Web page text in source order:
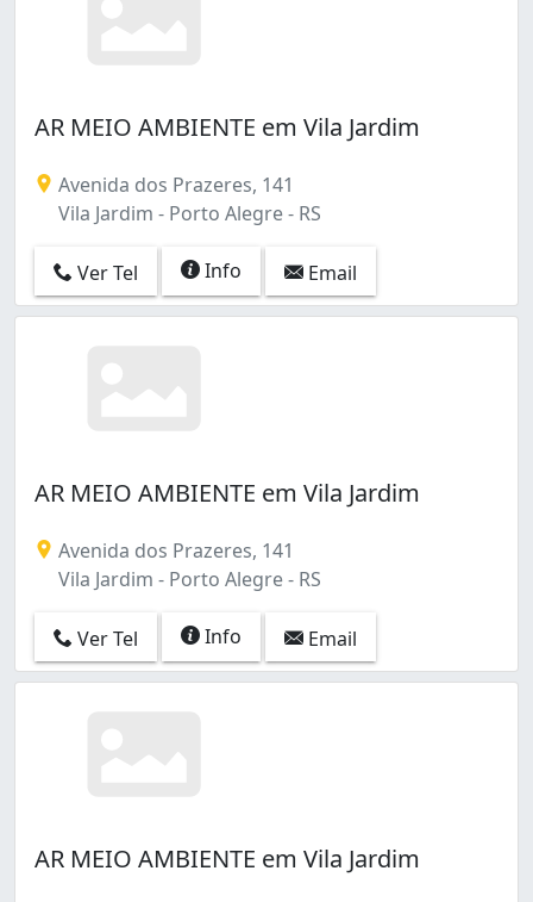
AR MEIO AMBIENTE em Vila Jardim
Avenida dos Prazeres, 141
Vila Jardim - Porto Alegre - RS
Ver Tel Info Email
AR MEIO AMBIENTE em Vila Jardim
Avenida dos Prazeres, 141
Vila Jardim - Porto Alegre - RS
Ver Tel Info Email
AR MEIO AMBIENTE em Vila Jardim